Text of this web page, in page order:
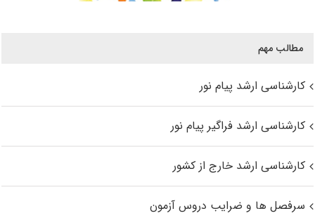
مطالب مهم
کارشناسی ارشد پیام نور
کارشناسی ارشد فراگیر پیام نور
کارشناسی ارشد خارج از کشور
سرفصل ها و ضرایب دروس آزمون